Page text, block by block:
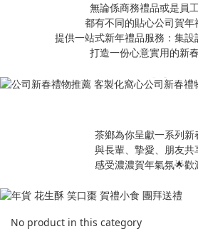
無論係商務禮品或是員
都有不同的貼心公司賀年
提供一站式新年禮品服務：集
打造一份心意實用的新
茶鄉為你呈獻一系列新
與長輩、摯愛、朋友共
感受濃濃賀年氣氛🌟歡
No product in this category